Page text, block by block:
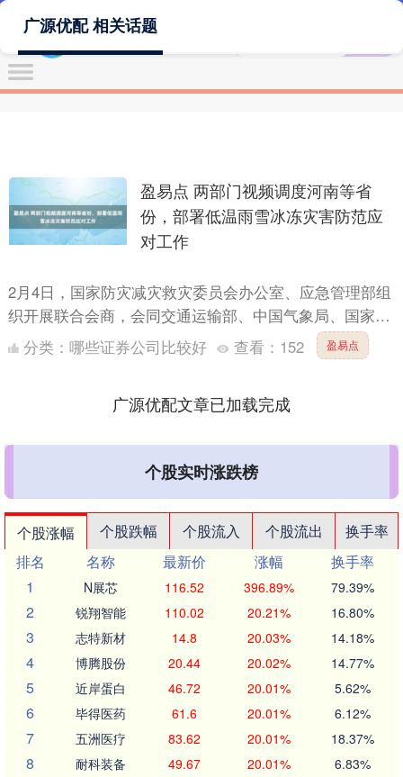
广源优配 相关话题
盈易点 两部门视频调度河南等省
份，部署低温雨雪冰冻灾害防范应
对工作
2月4日，国家防灾减灾救灾委员会办公室、应急管理部组
织开展联合会商，会同交通运输部、中国气象局、国家能
源局等共同研判寒潮雨雪天气形势，视频调度上海、江
苏、浙江、....
分类： 哪些证券公司比较好 查看： 152 盈易点
广源优配文章已加载完成
个股实时涨跌榜
个股涨幅 个股跌幅 个股流入 个股流出
换手率
排名
名称 最新价 涨幅
换手率
1
N展芯 116.52 396.89% 79.39%
2 锐翔智能 110.02 20.21% 16.80%
3 志特新材 14.8 20.03% 14.18%
4 博腾股份 20.44 20.02% 14.77%
5 近岸蛋白 46.72 20.01% 5.62%
6 毕得医药 61.6 20.01% 6.12%
7 五洲医疗 83.62 20.01% 18.37%
8 耐科装备 49.67 20.01% 6.83%